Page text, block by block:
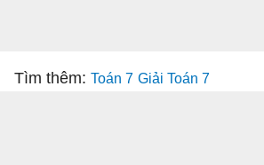
Tìm thêm: Toán 7 Giải Toán 7